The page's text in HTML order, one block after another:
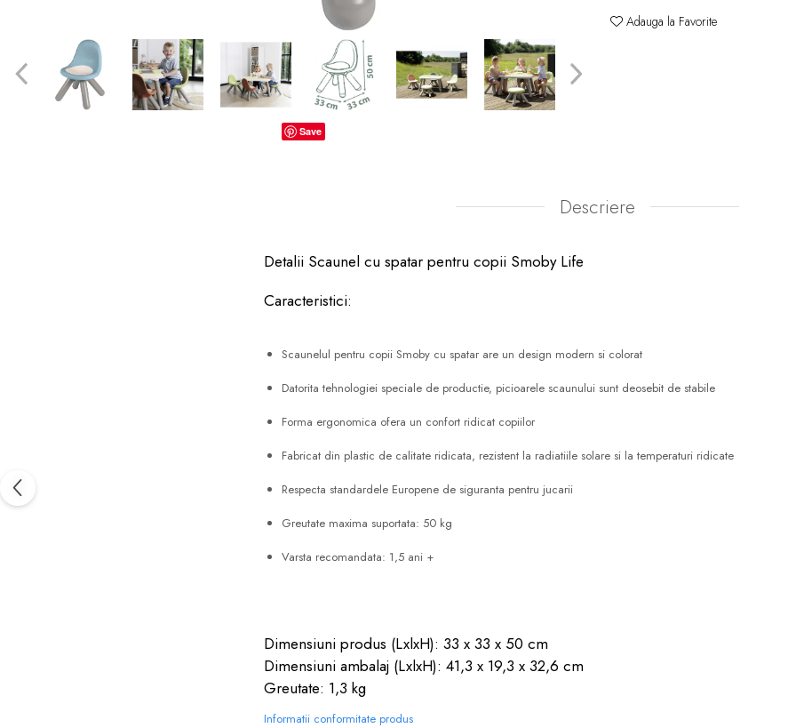
Produse îngrijire copii
Igiena copii
Save
Adauga la Favorite
Descriere
Detalii Scaunel cu spatar pentru copii Smoby Life
Caracteristici:
Scaunelul pentru copii Smoby cu spatar are un design modern si colorat
Datorita tehnologiei speciale de productie, picioarele scaunului sunt deosebit de stabile
Forma ergonomica ofera un confort ridicat copiilor
Fabricat din plastic de calitate ridicata, rezistent la radiatiile solare si la temperaturi ridicate
Respecta standardele Europene de siguranta pentru jucarii
Greutate maxima suportata: 50 kg
Varsta recomandata: 1,5 ani +
Dimensiuni produs (LxlxH): 33 x 33 x 50 cm
Dimensiuni ambalaj (LxlxH): 41,3 x 19,3 x 32,6 cm
Greutate: 1,3 kg
Informatii conformitate produs